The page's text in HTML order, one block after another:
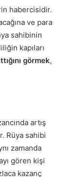
habercisidir.
ve para
sahibinin
kapıları
görmek,
artış
Rüya sahibi
zamanda
gören kişi
kazanç